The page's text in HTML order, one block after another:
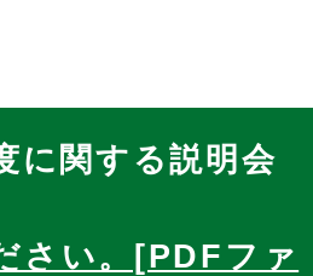
に関する説明会
さい。[PDFファ